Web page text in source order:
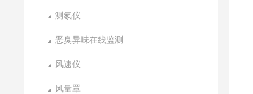
测氡仪
恶臭异味在线监测
风速仪
风量罩